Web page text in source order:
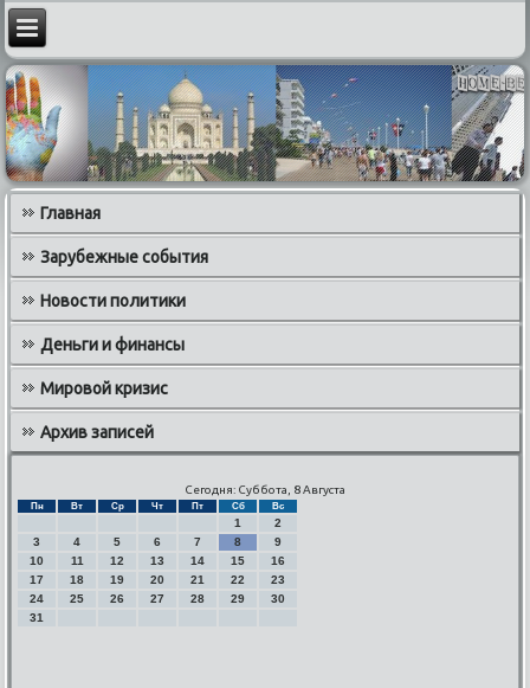
Главная
Зарубежные события
Новости политики
Деньги и финансы
Мировой кризис
Архив записей
Сегодня: Суббота, 8 Августа
Пн Вт Ср Чт Пт Сб Вс
1
2
3
4 5 6 7 8
9
10
11 12 13 14 15
16
17
18 19 20 21 22
23
24
25 26 27 28 29
30
31